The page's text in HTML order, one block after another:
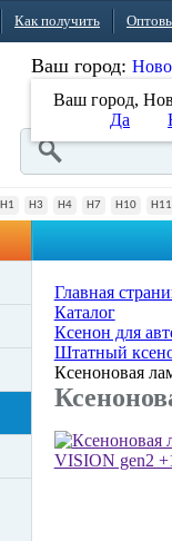
Как получить
Ваш город:
Ваш город,
Да
H1 H3 H4 H7 H10 H11
Главная
Каталог
Ксенон для
Штатный
Ксеноновая